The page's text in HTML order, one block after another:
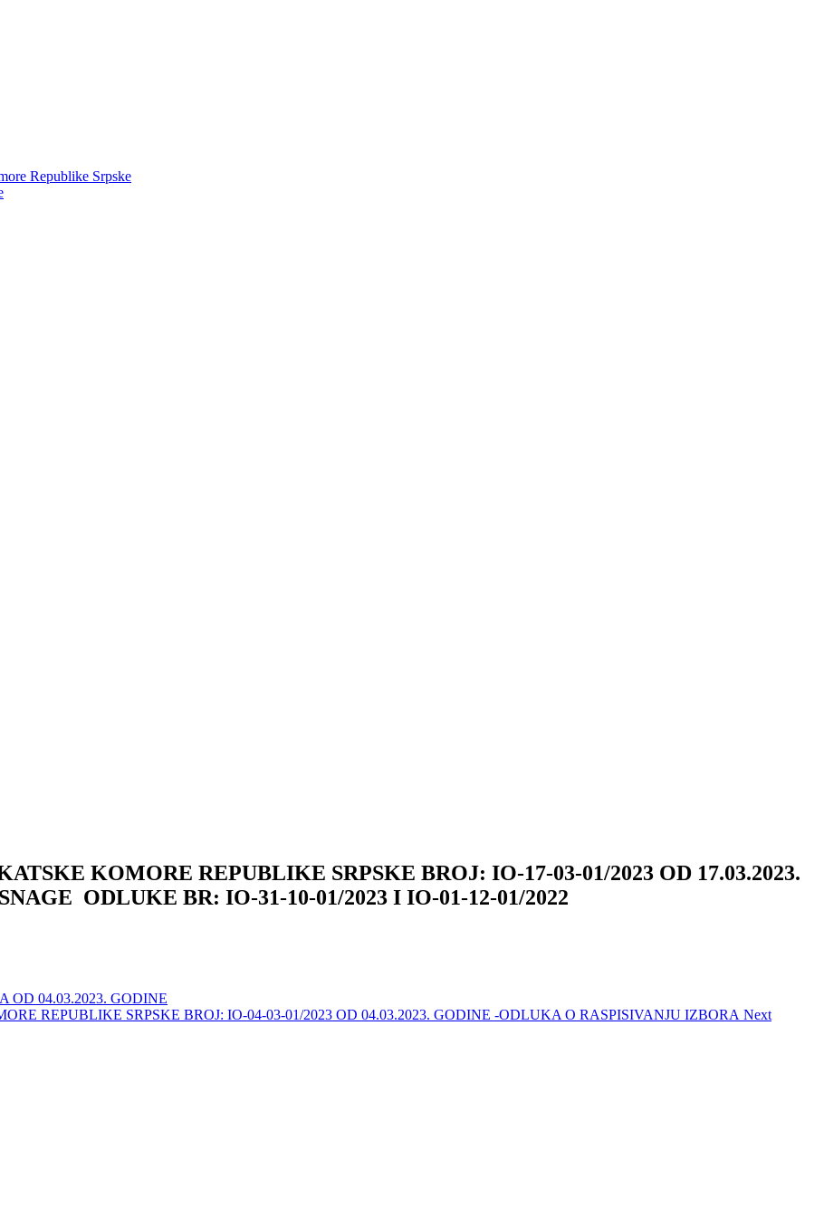
Republike Srpske
KOMORE REPUBLIKE SRPSKE BROJ: IO-17-03-01/2023 OD 17.03.2023.
ODLUKE BR: IO-31-10-01/2023 I IO-01-12-01/2022
OD 04.03.2023. GODINE
REPUBLIKE SRPSKE BROJ: IO-04-03-01/2023 OD 04.03.2023. GODINE -ODLUKA O RASPISIVANJU IZBORA Next